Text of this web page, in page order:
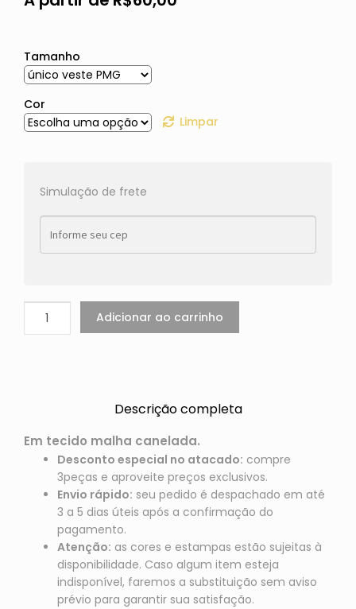
Tamanho
Cor
Limpar
Simulação de frete
Adicionar ao carrinho
Descrição completa
Em tecido malha canelada.
Desconto especial no atacado: compre
3peças e aproveite preços exclusivos.
Envio rápido: seu pedido é despachado em até
3 a 5 dias úteis após a confirmação do
pagamento.
Atenção: as cores e estampas estão sujeitas à
disponibilidade. Caso algum item esteja
indisponível, faremos a substituição sem aviso
prévio para garantir sua satisfação.